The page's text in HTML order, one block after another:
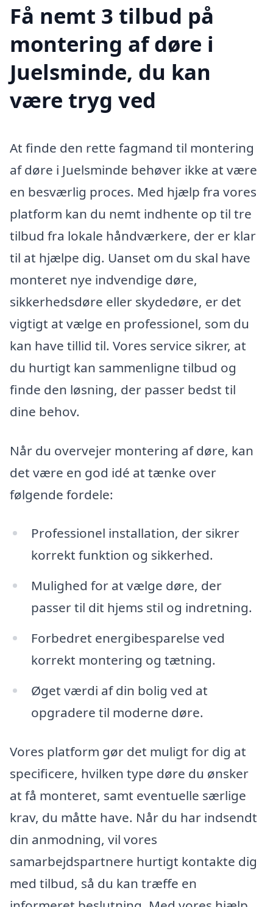
Få nemt 3 tilbud på
montering af døre i
Juelsminde, du kan
være tryg ved
At finde den rette fagmand til montering
af døre i Juelsminde behøver ikke at være
en besværlig proces. Med hjælp fra vores
platform kan du nemt indhente op til tre
tilbud fra lokale håndværkere, der er klar
til at hjælpe dig. Uanset om du skal have
monteret nye indvendige døre,
sikkerhedsdøre eller skydedøre, er det
vigtigt at vælge en professionel, som du
kan have tillid til. Vores service sikrer, at
du hurtigt kan sammenligne tilbud og
finde den løsning, der passer bedst til
dine behov.
Når du overvejer montering af døre, kan
det være en god idé at tænke over
følgende fordele:
Professionel installation, der sikrer
korrekt funktion og sikkerhed.
Mulighed for at vælge døre, der
passer til dit hjems stil og indretning.
Forbedret energibesparelse ved
korrekt montering og tætning.
Øget værdi af din bolig ved at
opgradere til moderne døre.
Vores platform gør det muligt for dig at
specificere, hvilken type døre du ønsker
at få monteret, samt eventuelle særlige
krav, du måtte have. Når du har indsendt
din anmodning, vil vores
samarbejdspartnere hurtigt kontakte dig
med tilbud, så du kan træffe en